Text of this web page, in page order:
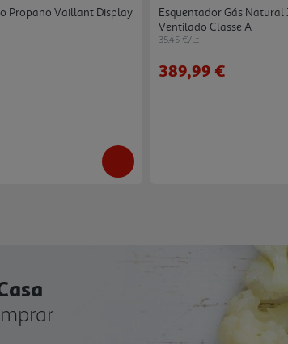
Propano Vaillant Display
Esquentador Gás Natural
Ventilado Classe A
35.45 €/Lt
389,99 €